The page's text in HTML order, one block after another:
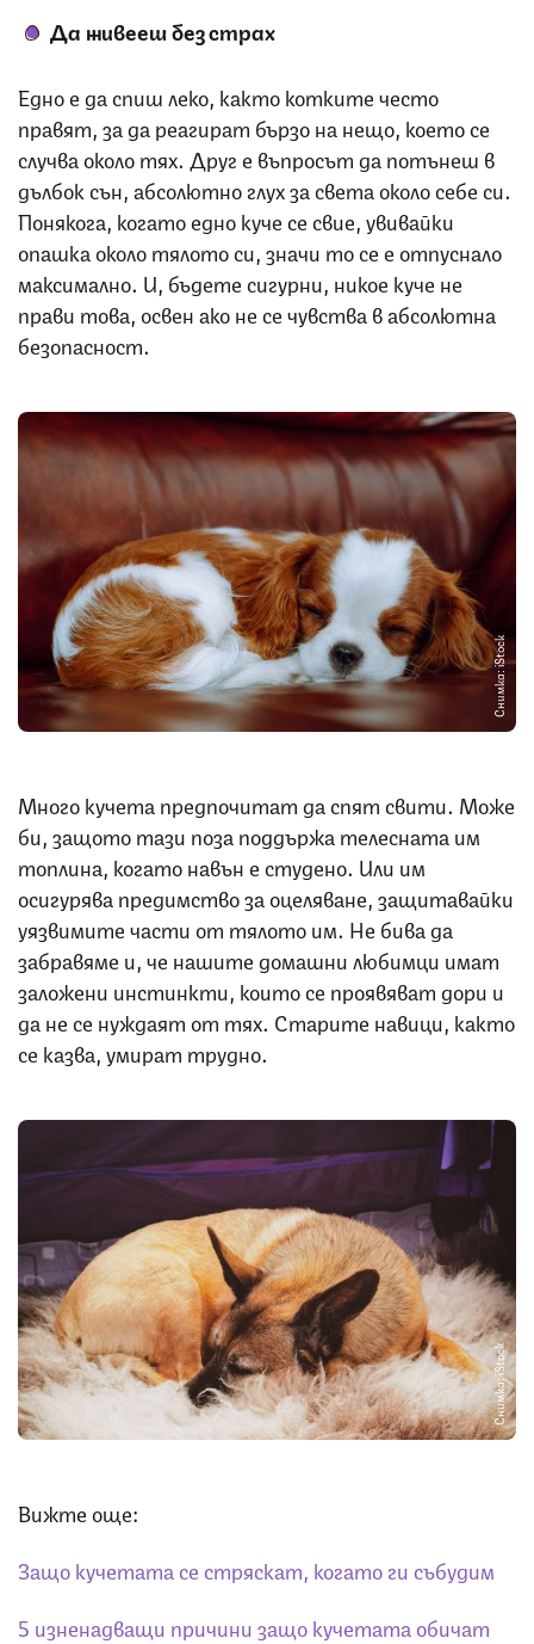
Да живееш без страх
Едно е да спиш леко, както котките често
правят, за да реагират бързо на нещо, което се
случва около тях. Друг е въпросът да потънеш в
дълбок сън, абсолютно глух за света около себе си.
Понякога, когато едно куче се свие, увивайки
опашка около тялото си, значи то се е отпуснало
максимално. И, бъдете сигурни, никое куче не
прави това, освен ако не се чувства в абсолютна
безопасност.
Снимка: iStock
Много кучета предпочитат да спят свити. Може
би, защото тази поза поддържа телесната им
топлина, когато навън е студено. Или им
осигурява предимство за оцеляване, защитавайки
уязвимите части от тялото им. Не бива да
забравяме и, че нашите домашни любимци имат
заложени инстинкти, които се проявяват дори и
да не се нуждаят от тях. Старите навици, както
се казва, умират трудно.
Снимка: iStock
Вижте още:
Защо кучетата се стряскат, когато ги събудим
5 изненадващи причини защо кучетата обичат